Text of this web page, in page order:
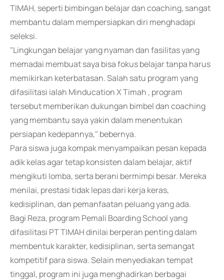
TIMAH, seperti bimbingan belajar dan coaching, sangat
membantu dalam mempersiapkan diri menghadapi
seleksi.
"Lingkungan belajar yang nyaman dan fasilitas yang
memadai membuat saya bisa fokus belajar tanpa harus
memikirkan keterbatasan. Salah satu program yang
difasilitasi ialah Minducation X Timah , program
tersebut memberikan dukungan bimbel dan coaching
yang membantu saya yakin dalam menentukan
persiapan kedepannya," bebernya.
Para siswa juga kompak menyampaikan pesan kepada
adik kelas agar tetap konsisten dalam belajar, aktif
mengikuti lomba, serta berani bermimpi besar. Mereka
menilai, prestasi tidak lepas dari kerja keras,
kedisiplinan, dan pemanfaatan peluang yang ada.
Bagi Reza, program Pemali Boarding School yang
difasilitasi PT TIMAH dinilai berperan penting dalam
membentuk karakter, kedisiplinan, serta semangat
kompetitif para siswa. Selain menyediakan tempat
tinggal, program ini juga menghadirkan berbagai